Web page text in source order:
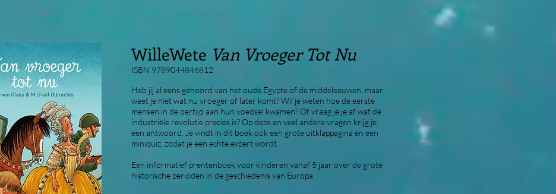
WilleWete Van Vroeger Tot Nu
ISBN 9789044846812
Heb jij al eens gehoord van het oude Egypte of de middeleeuwen, maar
weet je niet wat nu vroeger of later komt? Wil je weten hoe de eerste
mensen in de oertijd aan hun voedsel kwamen? Of vraag je je af wat de
industriële revolutie precies is? Op deze en veel andere vragen krijg je
een antwoord. Je vindt in dit boek ook een grote uitklappagina en een
miniquiz, zodat je een echte expert wordt.
Een informatief prentenboek voor kinderen vanaf 5 jaar over de grote
historische perioden in de geschiedenis van Europa.